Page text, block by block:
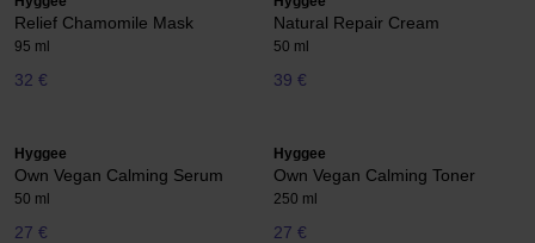
Relief Chamomile Mask
95 ml
32 €
Natural Repair Cream
50 ml
39 €
Hyggee
Own Vegan Calming Serum
50 ml
27 €
Hyggee
Own Vegan Calming Toner
250 ml
27 €